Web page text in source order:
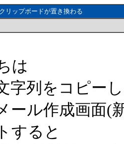
リップボードが置き換わる
は
字列をコピー
ール作成画面(
すると